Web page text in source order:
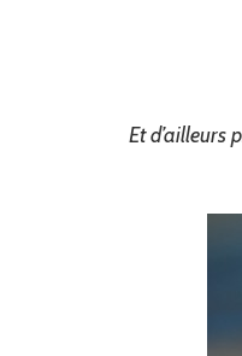
Et d’ailleurs